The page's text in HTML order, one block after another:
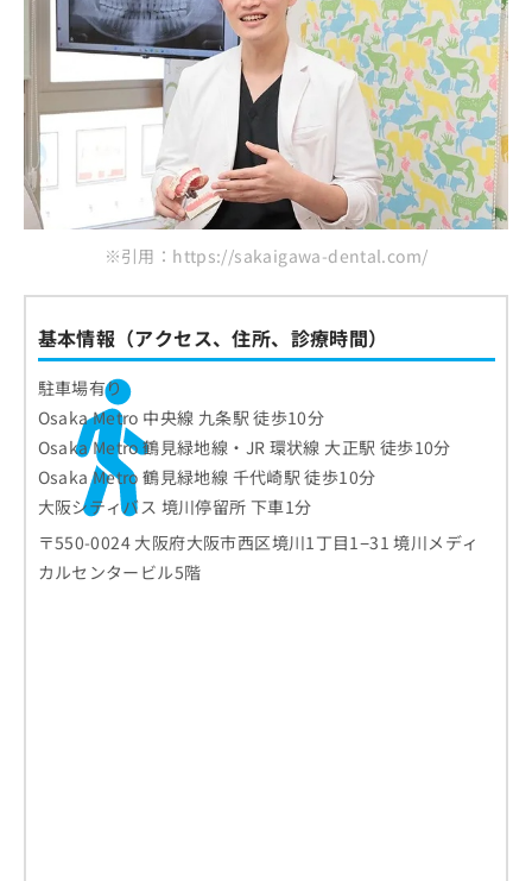
※引用：https://sakaigawa-dental.com/
基本情報（アクセス、住所、診療時間）
駐車場有り
Osaka Metro 中央線 九条駅 徒歩10分
Osaka Metro 鶴見緑地線・JR 環状線 大正駅 徒歩10分
Osaka Metro 鶴見緑地線 千代崎駅 徒歩10分
大阪シティバス 境川停留所 下車1分
〒550-0024 大阪府大阪市西区境川1丁目1−31 境川メディ
カルセンタービル5階